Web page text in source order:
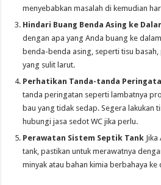
menyebabkan masalah di kemudian
Hindari Buang Benda Asing ke
dengan apa yang Anda buang ke
benda-benda asing, seperti tisu
yang sulit larut.
Perhatikan Tanda-tanda
tanda peringatan seperti lambatnya
bau yang tidak sedap. Segera lakukan
hubungi jasa sedot WC jika perlu.
Perawatan Sistem Septik Tank
tank, pastikan untuk merawatnya
minyak atau bahan kimia berbahaya